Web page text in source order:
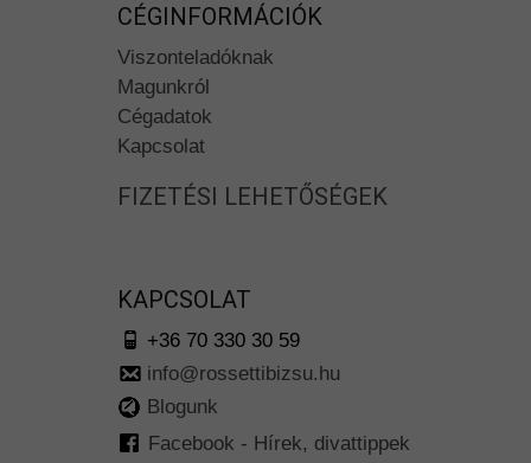
CÉGINFORMÁCIÓK
Viszonteladóknak
Magunkról
Cégadatok
Kapcsolat
FIZETÉSI LEHETŐSÉGEK
KAPCSOLAT
+36 70 330 30 59
info@rossettibizsu.hu
Blogunk
Facebook - Hírek, divattippek